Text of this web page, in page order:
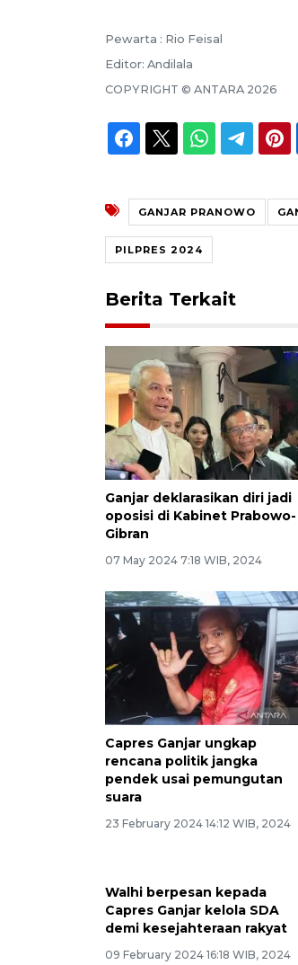
Pewarta : Rio Feisal
Editor: Andilala
COPYRIGHT © ANTARA 2026
GANJAR PRANOWO
PILPRES 2024
Berita Terkait
Ganjar deklarasikan diri jadi
oposisi di Kabinet Prabowo-
Gibran
07 May 2024 7:18 WIB, 2024
Capres Ganjar ungkap
rencana politik jangka
pendek usai pemungutan
suara
23 February 2024 14:12 WIB, 2024
Walhi berpesan kepada
Capres Ganjar kelola SDA
demi kesejahteraan rakyat
09 February 2024 16:18 WIB, 2024